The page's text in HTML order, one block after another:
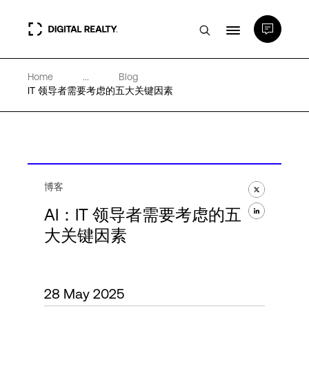
数据中心
专业知识和资源
Home ...
Blog
IT 领导者需要考虑的五大关键因素
博客
AI：IT 领导者需要考虑的五
大关键因素
28 May 2025